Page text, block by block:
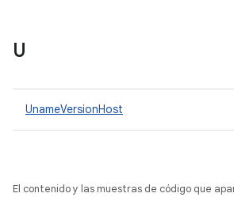
U
UnameVersionHost
El contenido y las muestras de código que